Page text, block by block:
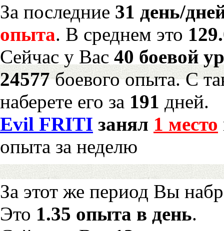
За последние 31 день/
опыта. В среднем это
Сейчас у Вас 40 боевой
24577боевого опыта. С
наберете его за 191 дней.
Evil FRITI занял 1 место
опыта за неделю
За этот же период Вы
Это 1.35 опыта в день.